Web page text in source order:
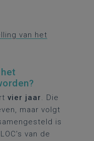
van het
vier jaar. Die
maar volgt
is
van de